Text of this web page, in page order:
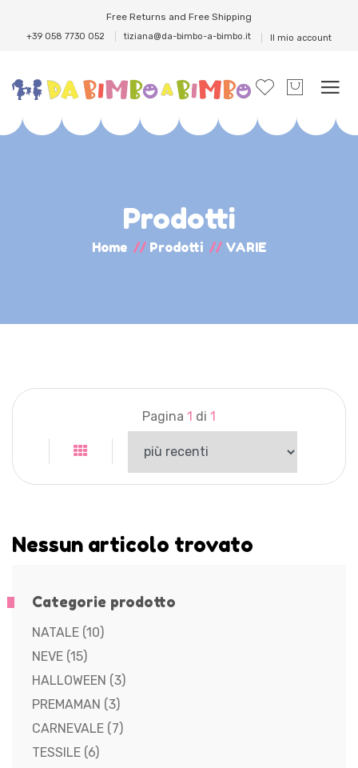
Free Returns and Free Shipping
+39 058 7730 052 tiziana@da-bimbo-a-bimbo.it Il mio account
Prodotti
Home // Prodotti // VARIE
Pagina 1 di 1
Nessun articolo trovato
Categorie prodotto
NATALE (10)
NEVE (15)
HALLOWEEN (3)
PREMAMAN (3)
CARNEVALE (7)
TESSILE (6)